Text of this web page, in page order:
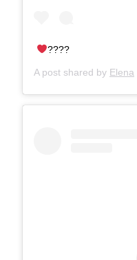
????
A post shared by Elena